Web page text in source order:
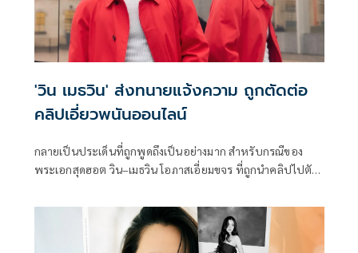
'วิน เมธวิน' ส่งทนายแจ้งความ ถูกตัดต่อ
คลิปเอี่ยวพนันออนไลน์
กลายเป็นประเด็นที่ถูกพูดถึงเป็นอย่างมาก สำหรับกรณีของ
พระเอกสุดฮอต วิน–เมธวิน โอภาสเอี่ยมขจร ที่ถูกนำคลิปไปตัด
ไซด์ผิดกฎหมาย งานนี้ทางศิลปินและต้นสังกัดอย่างจีเอ็มเอ็มทีวี
ไม่รอช้า รีบส่งทนายความเข้าแจ้งความเพื่อดำเนินคดีต่อผู้ที่
กระทำผิด และขอให้แฟนคลับและประชาชนอย่างหลงเชื่อเด็ด